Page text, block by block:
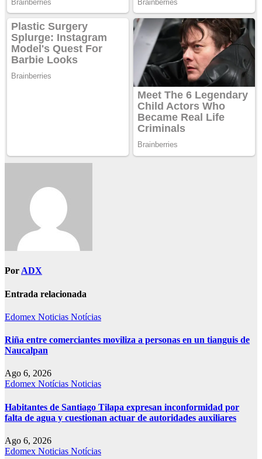
Por ADX
Entrada relacionada
Edomex Noticias Notícias
Riña entre comerciantes moviliza a personas en un tianguis de
Naucalpan
Ago 6, 2026
Edomex Notícias Noticias
Habitantes de Santiago Tilapa expresan inconformidad por
falta de agua y cuestionan actuar de autoridades auxiliares
Ago 6, 2026
Edomex Noticias Notícias